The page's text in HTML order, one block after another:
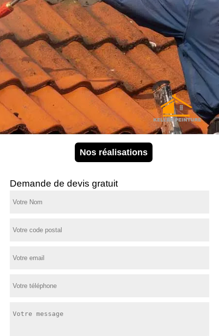
Nos réalisations
Demande de devis gratuit